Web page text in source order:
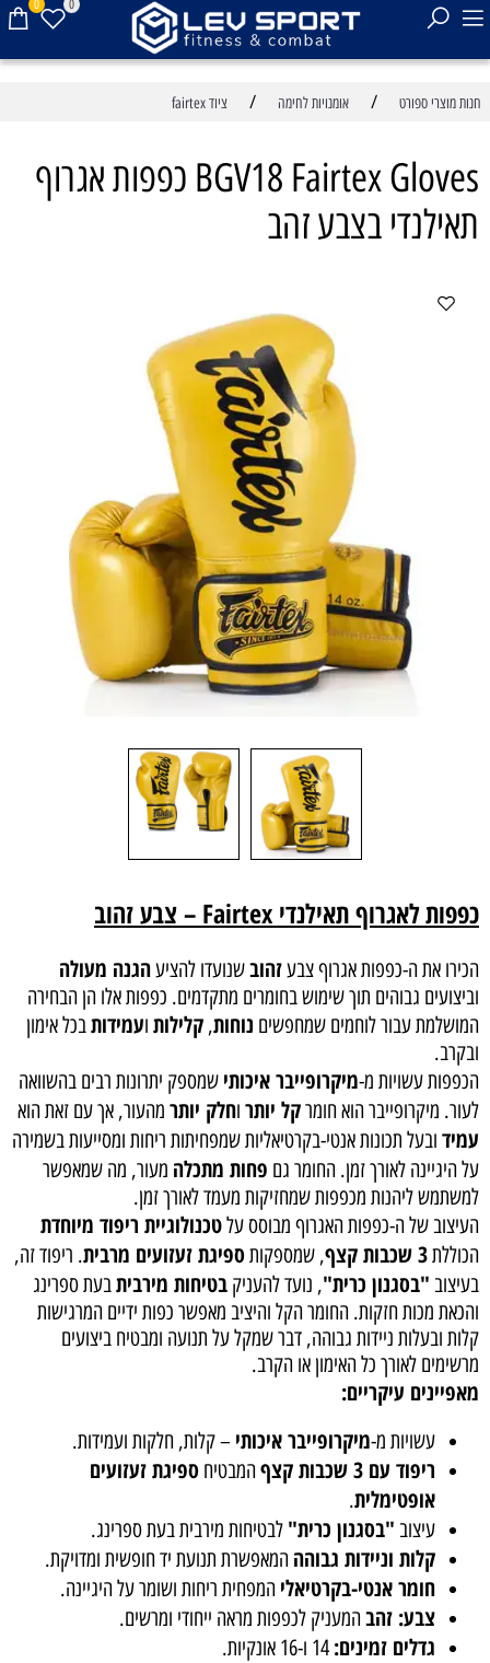
0 0
חנות מוצרי ספורט / אומנויות לחימה / ציוד fairtex
BGV18 Fairtex Gloves כפפות אגרוף
תאילנדי בצבע זהב
כפפותלאגרוף תאילנדי Fairtex – צבע זהוב
הכירו את ה-כפפות אגרוף צבעזהובשנועדו להציעהגנה מעולה
וביצועים גבוהים תוך שימוש בחומרים מתקדמים. כפפות אלו הן הבחירה
המושלמת עבור לוחמים שמחפשים נוחות, קלילות ועמידותבכל אימון
ובקרב.
הכפפות עשויות מ-מיקרופייבר איכותי שמספק יתרונות רבים בהשוואה
לעור. מיקרופייבר הוא חומרקל יותר וחלק יותר מהעור, אך עם זאת הוא
עמיד ובעל תכונות אנטי-בקרטיאליות שמפחיתות ריחות ומסייעות בשמירה
על היגיינה לאורך זמן. החומר גם פחות מתכלה מעור, מה שמאפשר
למשתמש ליהנות מכפפות שמחזיקות מעמד לאורך זמן.
העיצוב של ה-כפפות האגרוף מבוסס עלטכנולוגיית ריפוד מיוחדת
הכוללת3 שכבות קצף , שמספקותספיגת זעזועים מרבית. ריפוד זה,
בעיצוב "בסגנון כרית", נועד להעניק בטיחות מירביתבעת ספרינג
והכאת מכות חזקות. החומר הקל והיציב מאפשר כפות ידיים המרגישות
קלות ובעלות ניידות גבוהה, דבר שמקל על תנועה ומבטיח ביצועים
מרשימים לאורך כל האימון או הקרב.
מאפיינים עיקריים:
עשויות מ-מיקרופייבר איכותי – קלות, חלקות ועמידות.
ריפוד עם 3 שכבות קצף המבטיח ספיגת זעזועים
אופטימלית.
עיצוב "בסגנון כרית" לבטיחות מירבית בעת ספרינג.
קלות וניידות גבוהה המאפשרת תנועת יד חופשית ומדויקת.
חומר אנטי-בקרטיאלי המפחית ריחות ושומר על היגיינה.
צבע: זהבהמעניק לכפפות מראה ייחודי ומרשים.
גדלים זמינים:14 ו-16 אונקיות.